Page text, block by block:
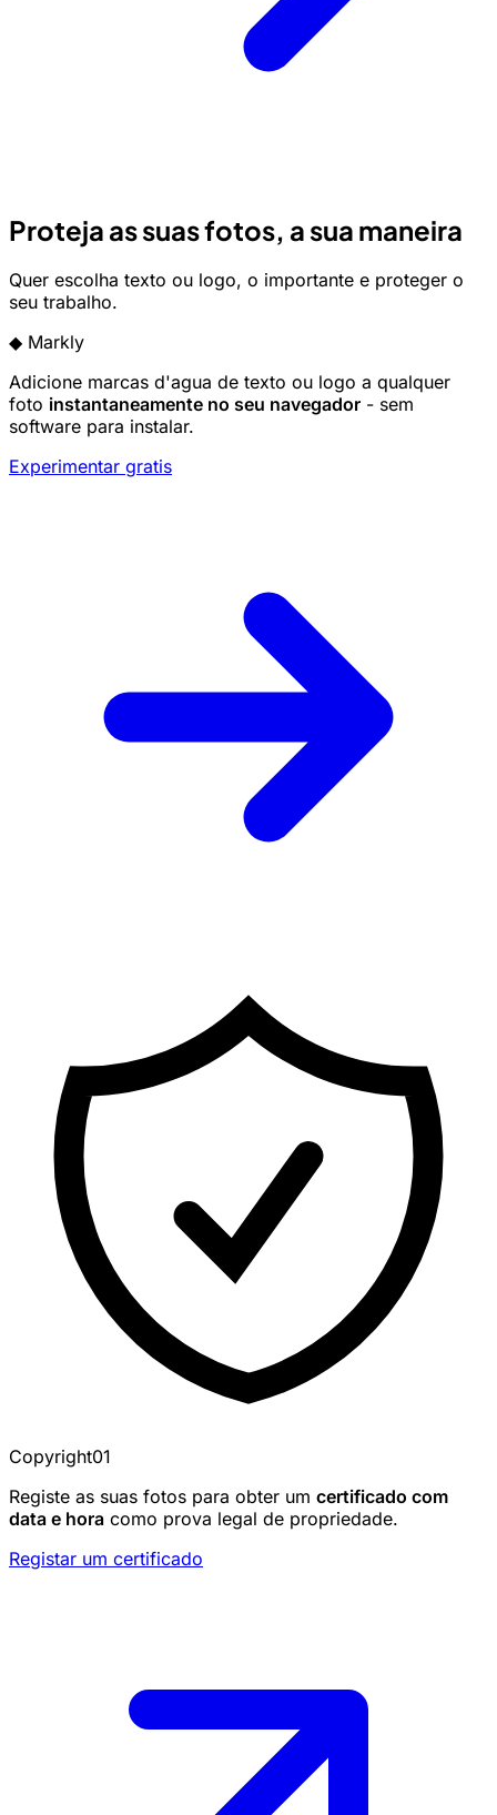
Proteja as suas fotos, a sua maneira
Quer escolha texto ou logo, o importante e proteger o
seu trabalho.
◆ Markly
Adicione marcas d'agua de texto ou logo a qualquer
foto instantaneamente no seu navegador - sem
software para instalar.
Experimentar gratis
Copyright01
Registe as suas fotos para obter um certificado com
data e hora como prova legal de propriedade.
Registar um certificado